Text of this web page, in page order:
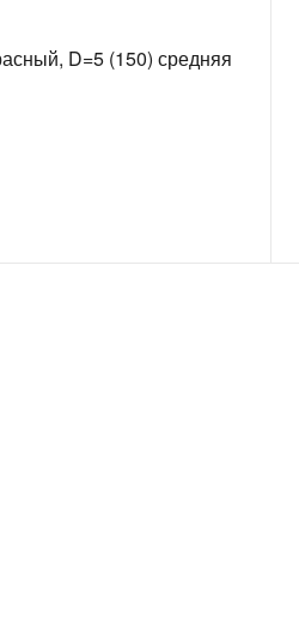
D=5 (150) средняя